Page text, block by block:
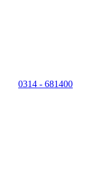
0314 - 681400